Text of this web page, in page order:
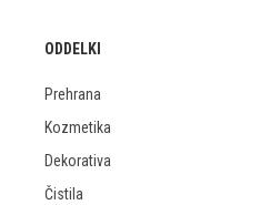
ODDELKI
Prehrana
Kozmetika
Dekorativa
Čistila